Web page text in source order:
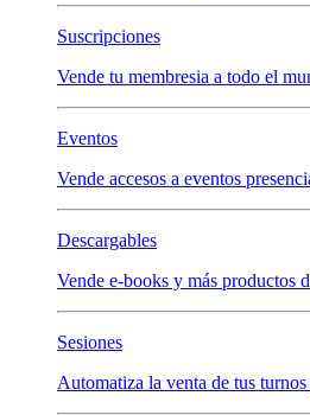
Suscripciones
Vende tu membresia a todo el
Eventos
Vende accesos a eventos
Descargables
Vende e-books y más productos
Sesiones
Automatiza la venta de tus turnos